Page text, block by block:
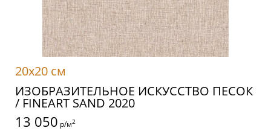
20x20 см
ИЗОБРАЗИТЕЛЬНОЕ ИСКУССТВО ПЕСОК
/ FINEART SAND 2020
13 050 р/м2